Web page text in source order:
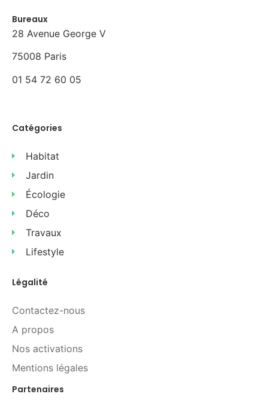
Bureaux
28 Avenue George V
75008 Paris
01 54 72 60 05
Catégories
Habitat
Jardin
Écologie
Déco
Travaux
Lifestyle
Légalité
Contactez-nous
A propos
Nos activations
Mentions légales
Partenaires